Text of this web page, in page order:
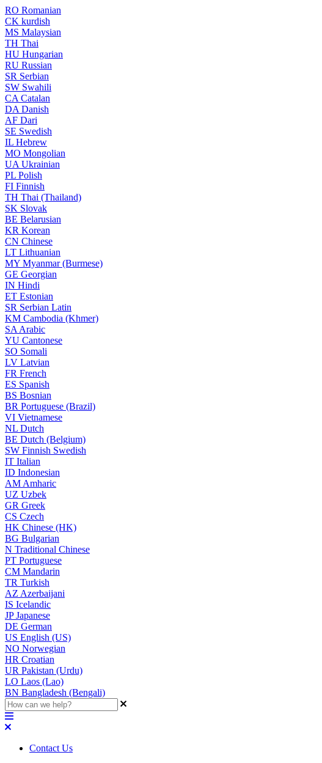
RO Romanian
CK kurdish
MS Malaysian
TH Thai
HU Hungarian
RU Russian
SR Serbian
SW Swahili
CA Catalan
DA Danish
AF Dari
SE Swedish
IL Hebrew
MO Mongolian
UA Ukrainian
PL Polish
FI Finnish
TH Thai (Thailand)
SK Slovak
BE Belarusian
KR Korean
CN Chinese
LT Lithuanian
MY Myanmar (Burmese)
GE Georgian
IN Hindi
ET Estonian
SR Serbian Latin
KM Cambodia (Khmer)
SA Arabic
YU Cantonese
SO Somali
LV Latvian
FR French
ES Spanish
BS Bosnian
BR Portuguese (Brazil)
VI Vietnamese
NL Dutch
BE Dutch (Belgium)
SW Finnish Swedish
IT Italian
ID Indonesian
AM Amharic
UZ Uzbek
GR Greek
CS Czech
HK Chinese (HK)
BG Bulgarian
N Traditional Chinese
PT Portuguese
CM Mandarin
TR Turkish
AZ Azerbaijani
IS Icelandic
JPJapanese
DE German
US English (US)
NO Norwegian
HR Croatian
UR Pakistan (Urdu)
LO Laos (Lao)
BN Bangladesh (Bengali)
Contact Us